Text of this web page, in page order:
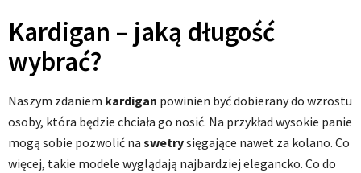
Kardigan – jaką długość
wybrać?
Naszym zdaniem kardigan powinien być dobierany do wzrostu
osoby, która będzie chciała go nosić. Na przykład wysokie panie
mogą sobie pozwolić na swetrysięgające nawet za kolano. Co
więcej, takie modele wyglądają najbardziej elegancko. Co do